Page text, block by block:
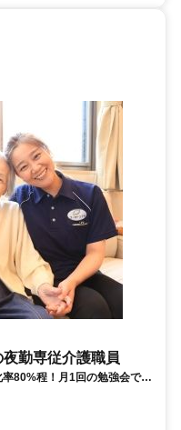
勤専従介護職員
80%程！月1回の勉強会でス